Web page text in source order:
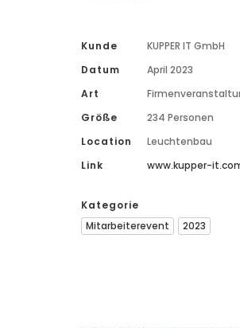
Kunde
KUPPER IT GmbH
Datum
April 2023
Art
Größe
234 Personen
Location
Leuchtenbau
Link
www.kupper-
Kategorie
Mitarbeiterevent
2023